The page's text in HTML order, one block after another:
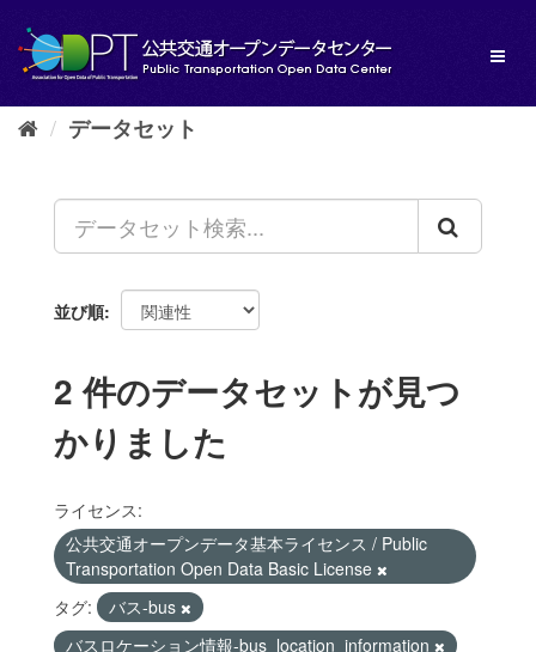
し
データセット
並び順
2 件のデータセットが見つ
かりました
ライセンス:
公共交通オープンデータ基本ライセンス / Public
Transportation Open Data Basic License
タグ:
バス-bus
バスロケーション情報-bus_location_information